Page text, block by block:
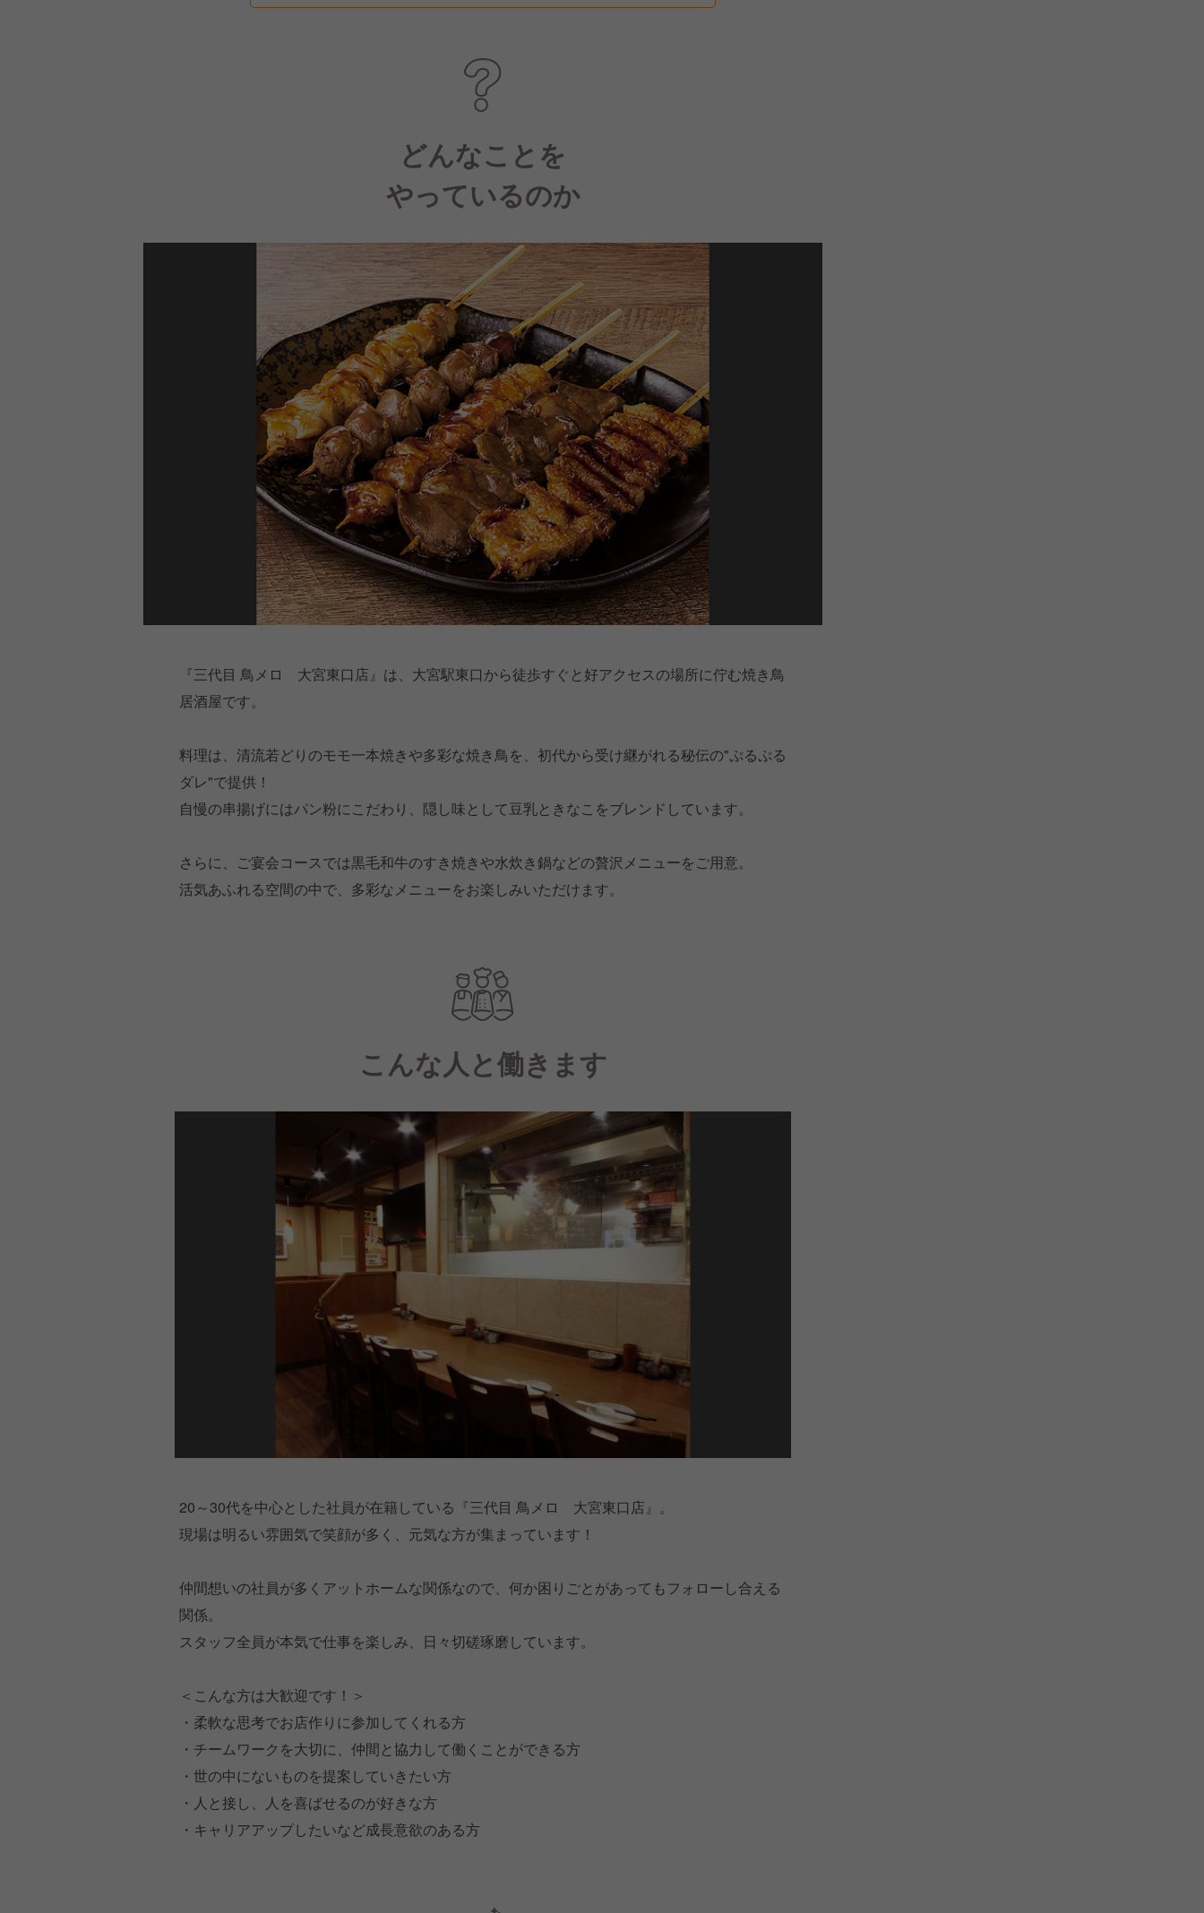
どんなことを
やっているのか
『三代目 鳥メロ 大宮東口店』は、大宮駅東口から徒歩すぐと好アクセスの場所に佇む焼き鳥
居酒屋です。
料理は、清流若どりのモモ一本焼きや多彩な焼き鳥を、初代から受け継がれる秘伝の"ぷるぷる
ダレ"で提供！
自慢の串揚げにはパン粉にこだわり、隠し味として豆乳ときなこをブレンドしています。
さらに、ご宴会コースでは黒毛和牛のすき焼きや水炊き鍋などの贅沢メニューをご用意。
活気あふれる空間の中で、多彩なメニューをお楽しみいただけます。
こんな人と働きます
20～30代を中心とした社員が在籍している『三代目 鳥メロ 大宮東口店』。
現場は明るい雰囲気で笑顔が多く、元気な方が集まっています！
仲間想いの社員が多くアットホームな関係なので、何か困りごとがあってもフォローし合える
関係。
スタッフ全員が本気で仕事を楽しみ、日々切磋琢磨しています。
＜こんな方は大歓迎です！＞
・柔軟な思考でお店作りに参加してくれる方
・チームワークを大切に、仲間と協力して働くことができる方
・世の中にないものを提案していきたい方
・人と接し、人を喜ばせるのが好きな方
・キャリアアップしたいなど成長意欲のある方